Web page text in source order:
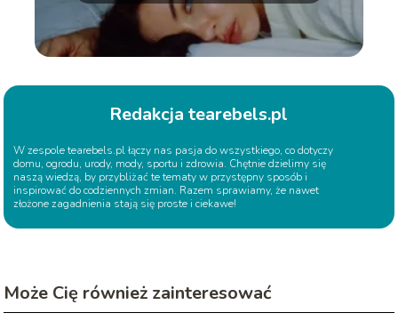
Redakcja tearebels.pl
W zespole tearebels.pl łączy nas pasja do wszystkiego, co dotyczy
domu, ogrodu, urody, mody, sportu i zdrowia. Chętnie dzielimy się
naszą wiedzą, by przybliżać te tematy w przystępny sposób i
inspirować do codziennych zmian. Razem sprawiamy, że nawet
złożone zagadnienia stają się proste i ciekawe!
Może Cię również zainteresować